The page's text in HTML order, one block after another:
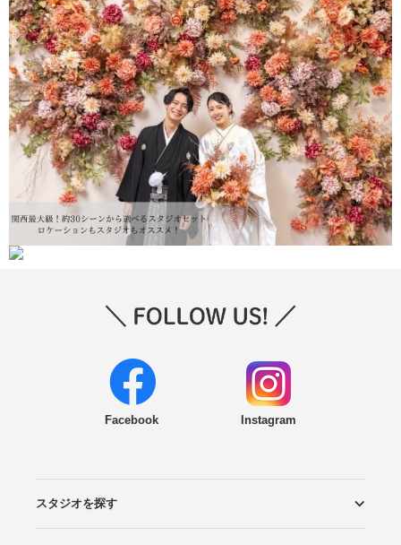
Facebook Instagram
スタジオを探す